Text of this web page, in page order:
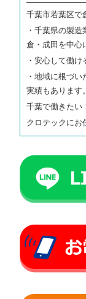
千葉市若葉区で
・千葉県の製
倉・成田を中心
・安心して働
・地域に根づ
実績もあります。
千葉で働きたい
クロテックにお